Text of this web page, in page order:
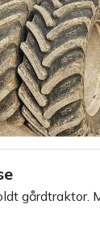
gårdtraktor.